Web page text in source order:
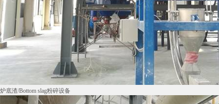
炉底渣/Bottom slag粉碎设备